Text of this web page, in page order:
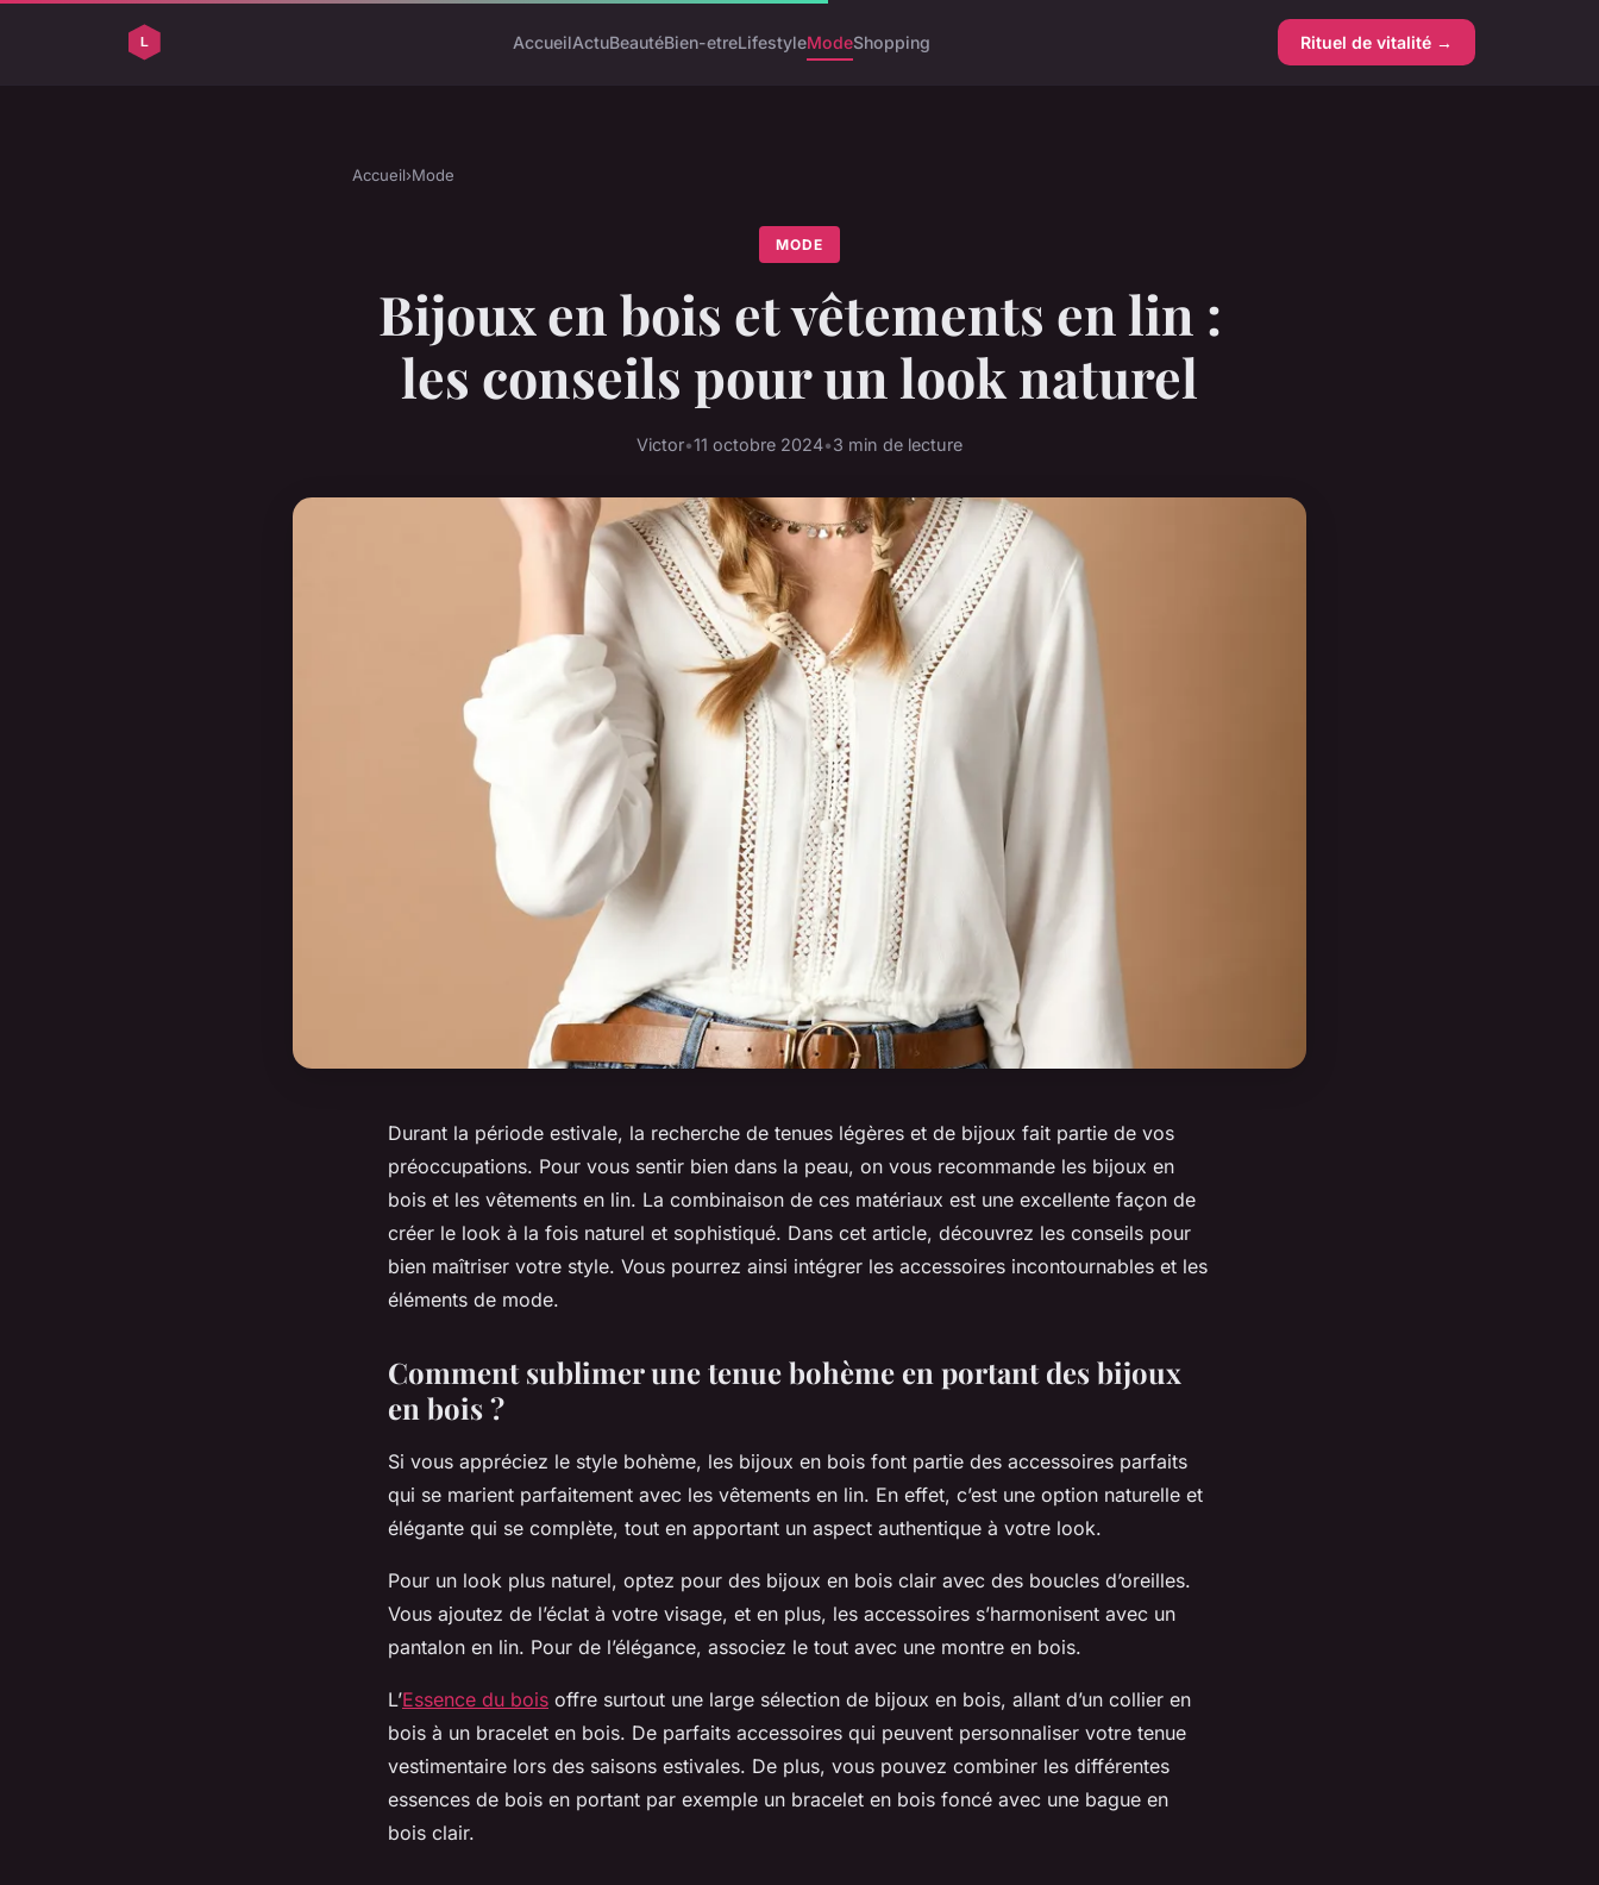
AccueilActuBeautéBien-etreLifestyleModeShopping Rituel de vitalité →
Accueil›Mode
MODE
Bijoux en bois et vêtements en lin :
les conseils pour un look naturel
Victor•11 octobre 2024•3 min de lecture
Durant la période estivale, la recherche de tenues légères et de bijoux fait partie de vos
préoccupations. Pour vous sentir bien dans la peau, on vous recommande les bijoux en
bois et les vêtements en lin. La combinaison de ces matériaux est une excellente façon de
créer le look à la fois naturel et sophistiqué. Dans cet article, découvrez les conseils pour
bien maîtriser votre style. Vous pourrez ainsi intégrer les accessoires incontournables et les
éléments de mode.
Comment sublimer une tenue bohème en portant des bijoux
en bois ?
Si vous appréciez le style bohème, les bijoux en bois font partie des accessoires parfaits
qui se marient parfaitement avec les vêtements en lin. En effet, c’est une option naturelle et
élégante qui se complète, tout en apportant un aspect authentique à votre look.
Pour un look plus naturel, optez pour des bijoux en bois clair avec des boucles d’oreilles.
Vous ajoutez de l’éclat à votre visage, et en plus, les accessoires s’harmonisent avec un
pantalon en lin. Pour de l’élégance, associez le tout avec une montre en bois.
L’Essence du bois offre surtout une large sélection de bijoux en bois, allant d’un collier en
bois à un bracelet en bois. De parfaits accessoires qui peuvent personnaliser votre tenue
vestimentaire lors des saisons estivales. De plus, vous pouvez combiner les différentes
essences de bois en portant par exemple un bracelet en bois foncé avec une bague en
bois clair.